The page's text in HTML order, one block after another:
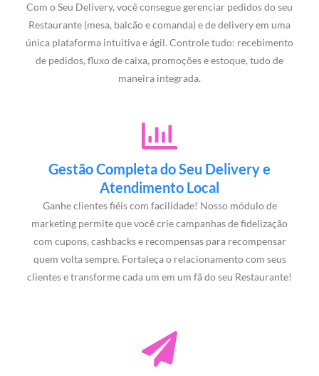
Com o Seu Delivery, você consegue gerenciar pedidos do seu
Restaurante (mesa, balcão e comanda) e de delivery em uma
única plataforma intuitiva e ágil. Controle tudo: recebimento
de pedidos, fluxo de caixa, promoções e estoque, tudo de
maneira integrada.
Gestão Completa do Seu Delivery e
Atendimento Local
Ganhe clientes fiéis com facilidade! Nosso módulo de
marketing permite que você crie campanhas de fidelização
com cupons, cashbacks e recompensas para recompensar
quem volta sempre. Fortaleça o relacionamento com seus
clientes e transforme cada um em um fã do seu Restaurante!